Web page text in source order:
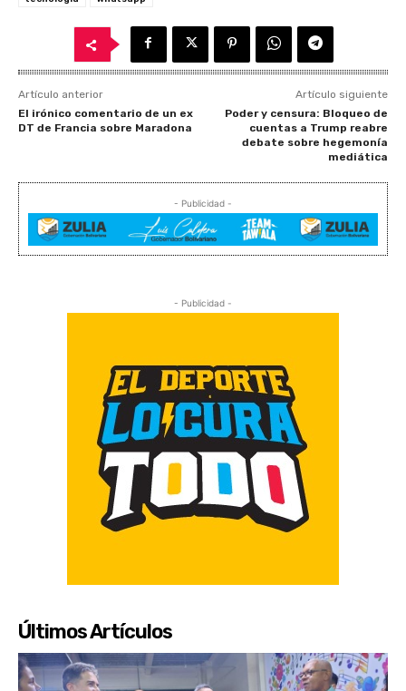
Artículo anterior
El irónico comentario de un ex
DT de Francia sobre Maradona
Artículo siguiente
Poder y censura: Bloqueo de
cuentas a Trump reabre
debate sobre hegemonía
mediática
- Publicidad -
- Publicidad -
Últimos Artículos